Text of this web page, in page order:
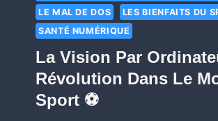
LE MAL DE DOS
LES BIENFAITS DU
SANTÉ NUMÉRIQUE
La Vision Par
Révolution Dans Le
Sport ⚽